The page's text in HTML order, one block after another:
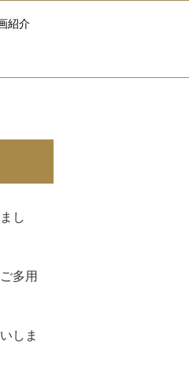
紹介
し
多用
しま